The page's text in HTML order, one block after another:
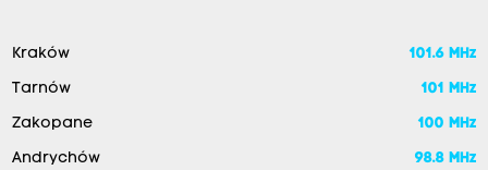
Kraków 101.6 MHz
Tarnów 101 MHz
Zakopane 100 MHz
Andrychów 98.8 MHz